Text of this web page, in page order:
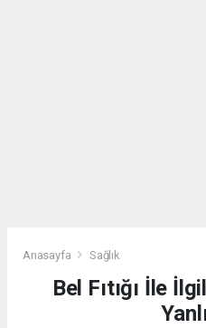
Anasayfa Sağlık
Bel Fıtığı İle